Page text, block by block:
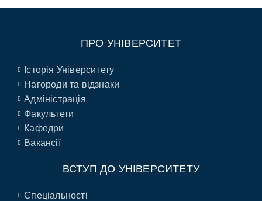
ПРО УНІВЕРСИТЕТ
Історія Університету
Нагороди та відзнаки
Адміністрація
Факультети
Кафедри
Вакансії
ВСТУП ДО УНІВЕРСИТЕТУ
Спеціальності